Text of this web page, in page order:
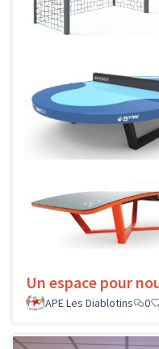
Un espace pour
APE Les Diablotins
0